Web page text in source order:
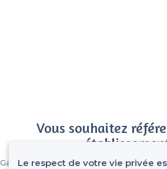
Vous souhaitez
Gagnez de nombreux clients parmi le
Le respect de votre vie privée